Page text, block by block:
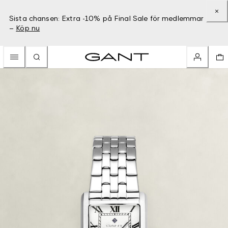
Sista chansen: Extra -10% på Final Sale för medlemmar
– Köp nu